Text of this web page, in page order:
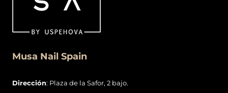
Musa Nail Spain
Dirección: Plaza de la Safor, 2 bajo.